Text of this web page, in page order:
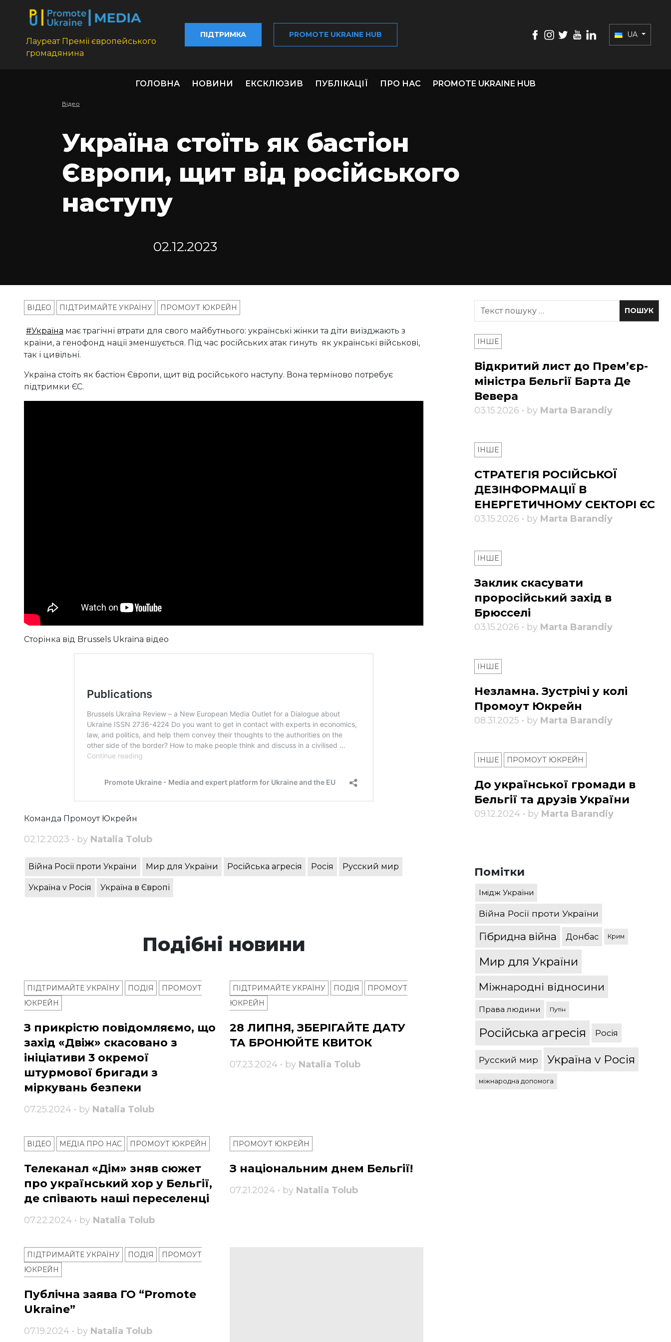
Лауреат Премії європейського
громадянина
ПІДТРИМКА PROMOTE UKRAINE HUB UA
ГОЛОВНА НОВИНИ ЕКСКЛЮЗИВ ПУБЛІКАЦІЇ ПРО НАС PROMOTE UKRAINE HUB
Відео
Україна стоїть як бастіон
Європи, щит від російського
наступу
02.12.2023
ВІДЕО ПІДТРИМАЙТЕ УКРАЇНУ ПРОМОУТ ЮКРЕЙН
#Україна має трагічні втрати для свого майбутнього: українські жінки та діти виїзджають з
країни, а генофонд нації зменшується. Під час російських атак гинуть як українські військові,
так і цивільні.
Україна стоїть як бастіон Європи, щит від російського наступу. Вона терміново потребує
підтримки ЄС.
Сторінка від Brussels Ukraïna відео
Команда Промоут Юкрейн
02.12.2023 • by Natalia Tolub
Війна Росії проти України Мир для України Російська агресія Росія Русский мир
Україна v Росія Україна в Європі
Подібні новини
ПІДТРИМАЙТЕ УКРАЇНУ ПОДІЯ
ПРОМОУТ
ЮКРЕЙН
З прикрістю повідомляємо, що
захід «Двіж» скасовано з
ініціативи 3 окремої
штурмової бригади з
міркувань безпеки
07.25.2024 • by Natalia Tolub
ПІДТРИМАЙТЕ УКРАЇНУ ПОДІЯ
ПРОМОУТ
ЮКРЕЙН
28 ЛИПНЯ, ЗБЕРІГАЙТЕ ДАТУ
ТА БРОНЮЙТЕ КВИТОК
07.23.2024 • by Natalia Tolub
ВІДЕО МЕДІА ПРО НАС ПРОМОУТ ЮКРЕЙН
Телеканал «Дім» зняв сюжет
про український хор у Бельгії,
де співають наші переселенці
07.22.2024 • by Natalia Tolub
ПРОМОУТ ЮКРЕЙН
З національним днем ​​Бельгії!
07.21.2024 • by Natalia Tolub
ПІДТРИМАЙТЕ УКРАЇНУ ПОДІЯ
ПРОМОУТ
ЮКРЕЙН
Публічна заява ГО “Promote
Ukraine”
07.19.2024 • by Natalia Tolub
ІНШЕ
Відкритий лист до Прем’єр-
міністра Бельгії Барта Де
Вевера
03.15.2026 • by Marta Barandiy
ІНШЕ
СТРАТЕГІЯ РОСІЙСЬКОЇ
ДЕЗІНФОРМАЦІЇ В
ЕНЕРГЕТИЧНОМУ СЕКТОРІ ЄС
03.15.2026 • by Marta Barandiy
ІНШЕ
Заклик скасувати
проросійський захід в
Брюсселі
03.15.2026 • by Marta Barandiy
ІНШЕ
Незламна. Зустрічі у колі
Промоут Юкрейн
08.31.2025 • by Marta Barandiy
ІНШЕ ПРОМОУТ ЮКРЕЙН
До української громади в
Бельгії та друзів України
09.12.2024 • by Marta Barandiy
Помітки
Імідж України
Війна Росії проти України
Гібридна війна Донбас Крим
Мир для України
Міжнародні відносини
Права людини Путін
Російська агресія Росія
Русский мир Україна v Росія
міжнародна допомога